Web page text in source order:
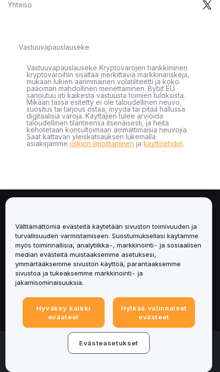
Yhteisö
Vastuuvapauslauseke
Vastuuvapauslauseke Kryptovarojen hankkiminen
kryptovaroihin sisältää merkittäviä markkinariskejä,
mukaan lukien äärimmäinen volatiliteetti ja koko
pääoman mahdollinen menettäminen. Bybit EU
sanoutuu irti kaikesta vastuusta toimien tuloksista.
Mikään tässä esitetty ei ole taloudellinen neuvo,
suositus tai tarjous ostaa, myydä tai pitää hallussa
digitaalisia varoja. Käyttäjien tulee arvioida
taloudellinen tilanteensa itsenäisesti, ja heitä
kehotetaan konsultoimaan ammattimaisia neuvojia.
Saat kattavan yleiskatsauksen lukemalla
asiakirjamme riskien ilmoittaminen ja käyttöehdot.
Palvelut
Tuki
Tuotteet
Lakiasiat
© 2025-2026 Bybit.eu. Kaikki oikeudet pidätetään.
Välttämättömiä evästeitä käytetään sivuston toimivuuden ja
turvallisuuden varmistamiseen. Suostumuksellasi käytämme
myös toiminnallisia, analytiikka-, markkinointi- ja sosiaalisen
median evästeitä muistaaksemme asetuksesi,
ymmärtääksemme sivuston käyttöä, parantaaksemme
sivustoa ja tukeaksemme markkinointi- ja
jakamisominaisuuksia.
Hyväksy kaikki
evästeet
Hylkää valinnaiset
evästeet
Evästeasetukset